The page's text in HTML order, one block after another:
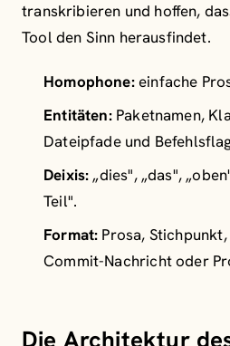
transkribieren und hoffen,
Tool den Sinn herausfindet.
Homophone:einfache
Entitäten:Paketnamen,
Dateipfade und
Deixis: „dies", „das",
Teil".
Format: Prosa,
Commit-Nachricht oder
Die Architektur